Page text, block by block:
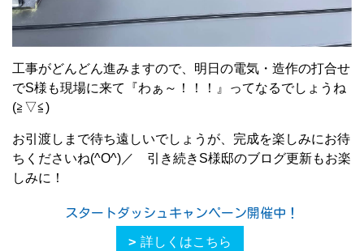
工事がどんどん進みますので、明日の電気・造作の打合せ
でS様も現場に来て『わぁ～！！！』ってなるでしょうね
(≧▽≦)
お引渡しまで待ち遠しいでしょうが、完成を楽しみにお待
ちくださいね(^O^)／ 引き続きS様邸のブログ更新もお楽
しみに！
スタートダッシュキャンペーン開催中！
詳しくはこちら